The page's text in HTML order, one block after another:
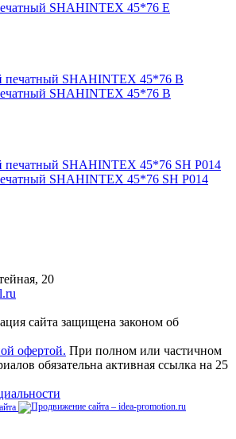
SHAHINTEX 45*76 Е
SHAHINTEX 45*76 В
SHAHINTEX 45*76 SH Р014
20
сайта защищена законом об
офертой. При полном или частичном
обязательна активная ссылка на 25